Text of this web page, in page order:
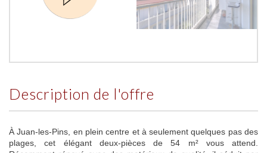
description de l'offre
À Juan-les-Pins, en plein centre et à seulement quelques pas des
plages, cet élégant deux-pièces de 54 m² vous attend.